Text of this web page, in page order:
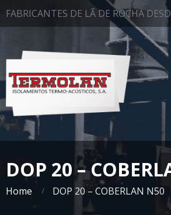
FABRICANTES DE LÃ DE ROCHA
DOP 20 –
Home DOP 20 – COBERLAN N50